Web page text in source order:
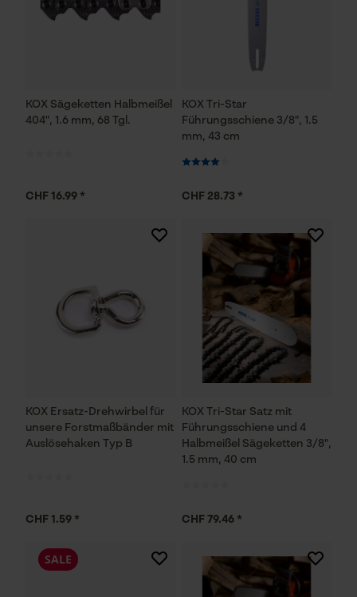
KOX Sägeketten Halbmeißel
404", 1.6 mm, 68 Tgl.
CHF 16.99 *
KOX Tri-Star
Führungsschiene 3/8", 1.5
mm, 43 cm
CHF 28.73 *
KOX Ersatz-Drehwirbel für
unsere Forstmaßbänder mit
Auslösehaken Typ B
CHF 1.59 *
KOX Tri-Star Satz mit
Führungsschiene und 4
Halbmeißel Sägeketten 3/8",
1.5 mm, 40 cm
CHF 79.46 *
SALE